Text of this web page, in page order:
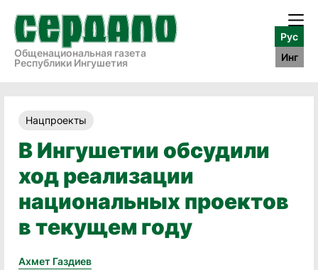
Общенациональная газета
Республики Ингушетия
Рус
Инг
Нацпроекты
В Ингушетии обсудили
ход реализации
национальных проектов
в текущем году
Ахмет Газдиев